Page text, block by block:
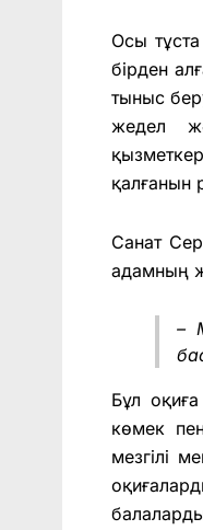
Осы
бірден
тыныс
жедел
қалғанын
Санат
адамның
–
Бұл
көмек
мезгілі